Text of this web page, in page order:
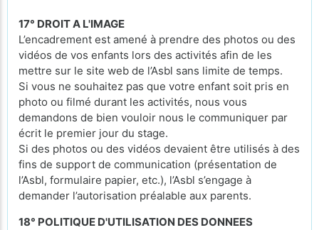
17° DROIT A L'IMAGE
L’encadrement est amené à prendre des photos ou des
vidéos de vos enfants lors des activités afin de les
mettre sur le site web de l’Asbl sans limite de temps.
Si vous ne souhaitez pas que votre enfant soit pris en
photo ou filmé durant les activités, nous vous
demandons de bien vouloir nous le communiquer par
écrit le premier jour du stage.
Si des photos ou des vidéos devaient être utilisés à des
fins de support de communication (présentation de
l’Asbl, formulaire papier, etc.), l’Asbl s’engage à
demander l’autorisation préalable aux parents.
18° POLITIQUE D'UTILISATION DES DONNEES